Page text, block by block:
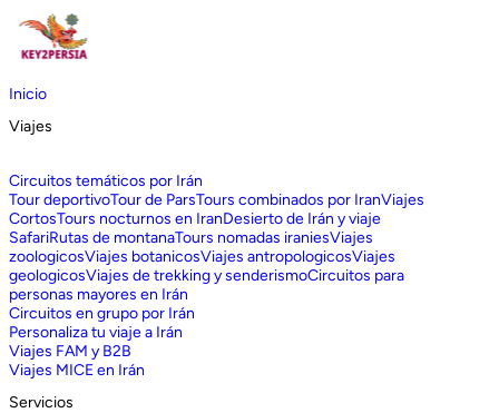
Inicio
Viajes
Circuitos temáticos por Irán
Tour deportivoTour de ParsTours combinados por IranViajes
CortosTours nocturnos en IranDesierto de Irán y viaje
SafariRutas de montanaTours nomadas iraniesViajes
zoologicosViajes botanicosViajes antropologicosViajes
geologicosViajes de trekking y senderismoCircuitos para
personas mayores en Irán
Circuitos en grupo por Irán
Personaliza tu viaje a Irán
Viajes FAM y B2B
Viajes MICE en Irán
Servicios